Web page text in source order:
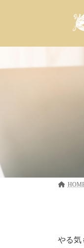
ツ
ス
シ
ン
やる気